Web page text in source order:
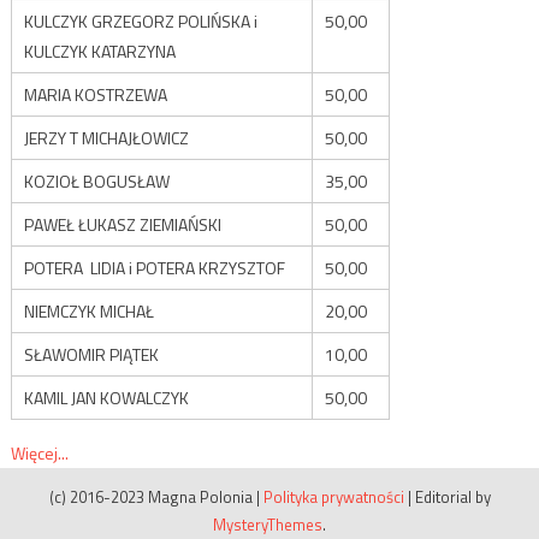
KULCZYK GRZEGORZ POLIŃSKA i
KULCZYK KATARZYNA
50,00
MARIA KOSTRZEWA
50,00
JERZY T MICHAJŁOWICZ
50,00
KOZIOŁ BOGUSŁAW
35,00
PAWEŁ ŁUKASZ ZIEMIAŃSKI
50,00
POTERA LIDIA i POTERA KRZYSZTOF
50,00
NIEMCZYK MICHAŁ
20,00
SŁAWOMIR PIĄTEK
10,00
KAMIL JAN KOWALCZYK
50,00
Więcej...
(c) 2016-2023 Magna Polonia | Polityka prywatności | Editorial by
MysteryThemes.